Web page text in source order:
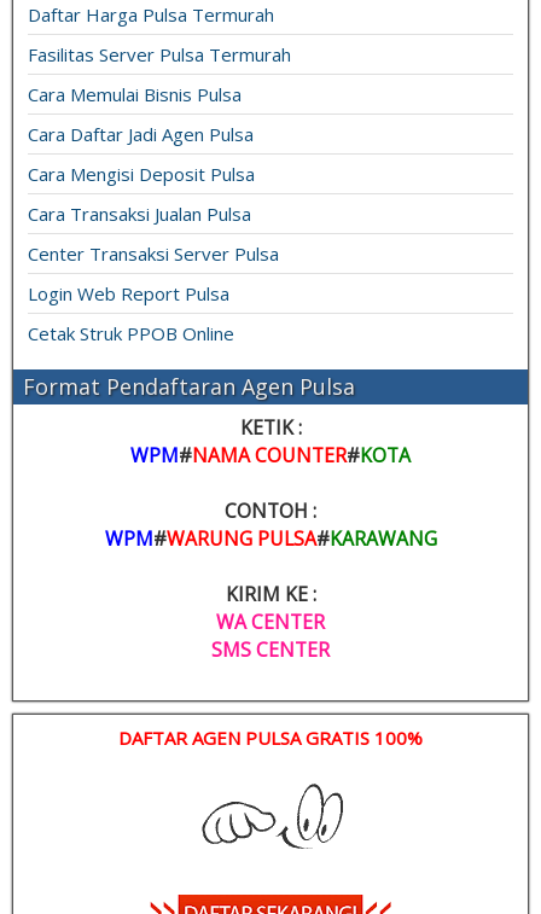
Daftar Harga Pulsa Termurah
Fasilitas Server Pulsa Termurah
Cara Memulai Bisnis Pulsa
Cara Daftar Jadi Agen Pulsa
Cara Mengisi Deposit Pulsa
Cara Transaksi Jualan Pulsa
Center Transaksi Server Pulsa
Login Web Report Pulsa
Cetak Struk PPOB Online
Format Pendaftaran Agen Pulsa
KETIK :
WPM#NAMA COUNTER#KOTA
CONTOH :
WPM#WARUNG PULSA#KARAWANG
KIRIM KE :
WA CENTER
SMS CENTER
DAFTAR AGEN PULSA GRATIS 100%